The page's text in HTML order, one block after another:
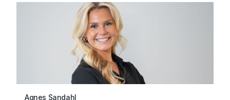
Agnes Sandahl